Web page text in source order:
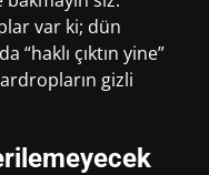
var ki; dün
“haklı çıktın yine”
gizli